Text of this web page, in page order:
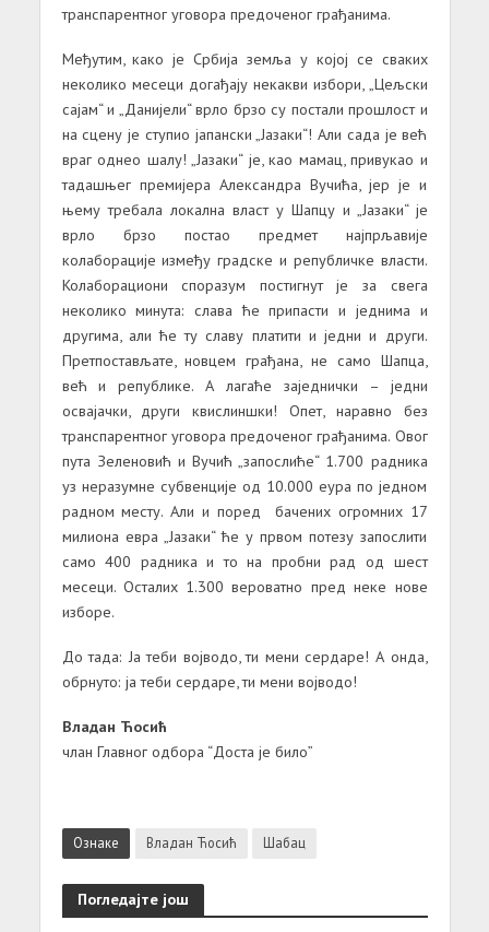
транспарентног уговора предоченог грађанима.
Међутим, како је Србија земља у којој се сваких
неколико месеци догађају некакви избори, „Цељски
сајам“ и „Данијели“ врло брзо су постали прошлост и
на сцену је ступио јапански „Јазаки“! Али сада је већ
враг однео шалу! „Јазаки“ је, као мамац, привукао и
тадашњег премијера Александра Вучића, јер је и
њему требала локална власт у Шапцу и „Јазаки“ је
врло брзо постао предмет најпрљавије
колаборације између градске и републичке власти.
Колаборациони споразум постигнут је за свега
неколико минута: слава ће припасти и једнима и
другима, али ће ту славу платити и једни и други.
Претпостављате, новцем грађана, не само Шапца,
већ и републике. А лагаће заједнички – једни
освајачки, други квислиншки! Опет, наравно без
транспарентног уговора предоченог грађанима. Овог
пута Зеленовић и Вучић „запослиће“ 1.700 радника
уз неразумне субвенције од 10.000 еура по једном
радном месту. Али и поред бачених огромних 17
милиона евра „Јазаки“ ће у првом потезу запослити
само 400 радника и то на пробни рад од шест
месеци. Осталих 1.300 вероватно пред неке нове
изборе.
До тада: Ја теби војводо, ти мени сердаре! А онда,
обрнуто: ја теби сердаре, ти мени војводо!
Владан Ћосић
члан Главног одбора “Доста је било”
Ознаке Владан Ћосић Шабац
Погледајте још